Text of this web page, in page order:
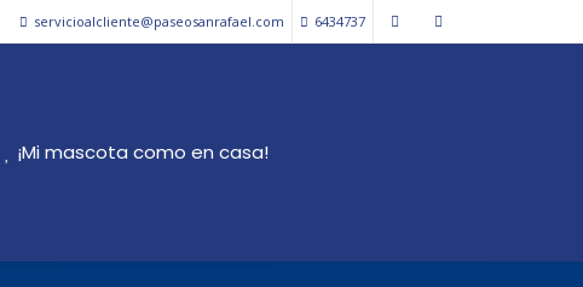
servicioalcliente@paseosanrafael.com 6434737
¡Mi mascota como en casa!